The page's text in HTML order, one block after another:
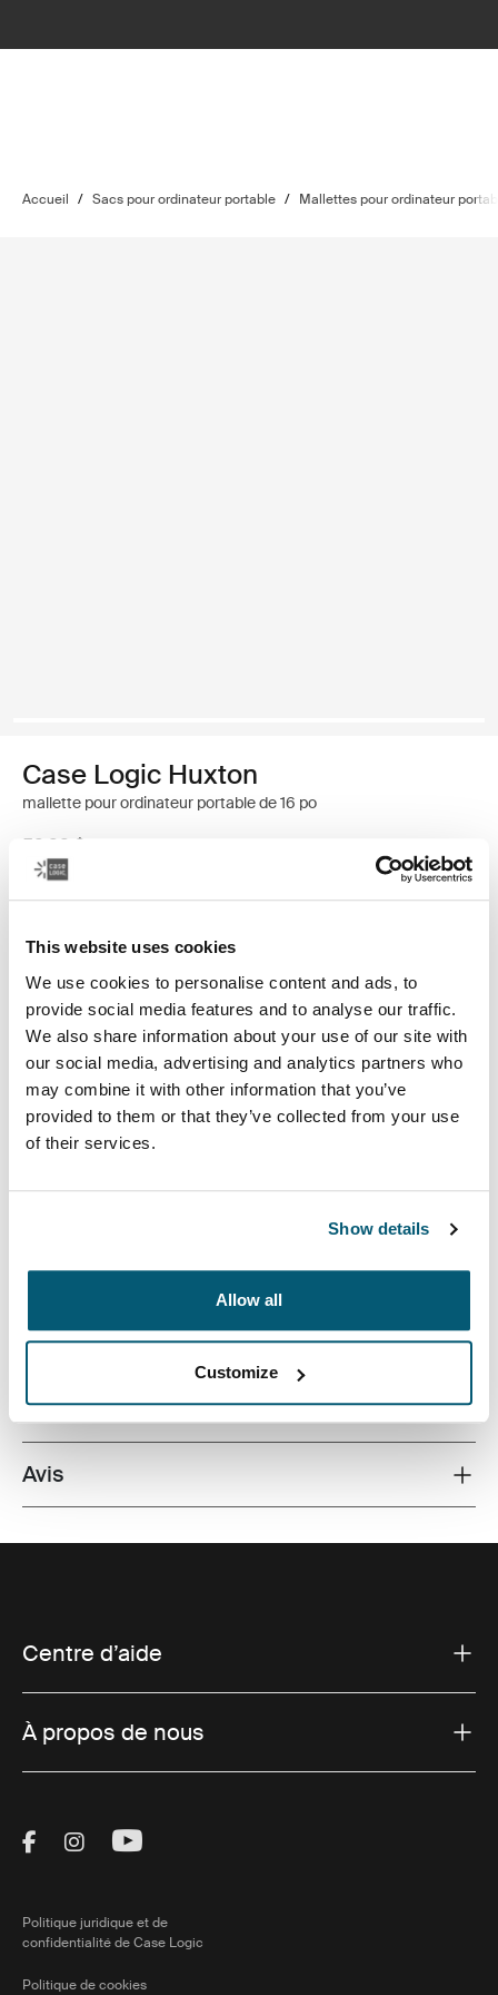
This website uses cookies
We use cookies to personalise content and ads, to
provide social media features and to analyse our traffic.
We also share information about your use of our site with
our social media, advertising and analytics partners who
may combine it with other information that you’ve
provided to them or that they’ve collected from your use
of their services.
Show details
Allow all
Customize
Accueil / Sacs pour ordinateur portable / Mallettes pour ordinateur
Case Logic Huxton
mallette pour ordinateur portable de 16 po
59,99 $
Un style contemporain et des fonctions essentielles
Toggle features
Toutes les caractéristiques
Toggle techspec
Caractéristiques techniques
Toggle overview
Avis
Centre d’aide
À propos de nous
Visit Thule on Facebook (external link)
Visit Thule on Instagram (external link)
Visit Thule on Youtube (external
Politique juridique et de
confidentialité de Case Logic
Politique de cookies